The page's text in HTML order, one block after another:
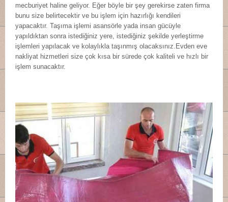
mecburiyet haline geliyor. Eğer böyle bir şey gerekirse zaten firma
bunu size belirtecektir ve bu işlem için hazırlığı kendileri
yapacaktır. Taşıma işlemi asansörle yada insan gücüyle
yapıldıktan sonra istediğiniz yere, istediğiniz şekilde yerleştirme
işlemleri yapılacak ve kolaylıkla taşınmış olacaksınız.Evden eve
nakliyat hizmetleri size çok kısa bir sürede çok kaliteli ve hızlı bir
işlem sunacaktır.